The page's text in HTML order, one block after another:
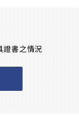
證書之情況